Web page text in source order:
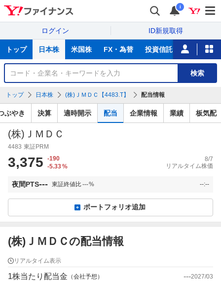
i
ログイン ID新規取得
サ
トップ 日本株 米国株 FX・為替 投資信託 ニュース
銘
検
索
検索
トップ 日本株 (株)ＪＭＤＣ【4483.T】 配当情報
ぶやき 決算 適時開示 配当 企業情報 業績 板気配
(株)ＪＭＤＣ
4483 東証PRM
3,375
-190
-5.33%
8/7
リアルタイム株価
夜間PTS--- 東証終値比---% --:--
ポートフォリオ追加
(株)ＪＭＤＣの配当情報
リアルタイム表示
1株当たり配当金 （会社予想） ---2027/03